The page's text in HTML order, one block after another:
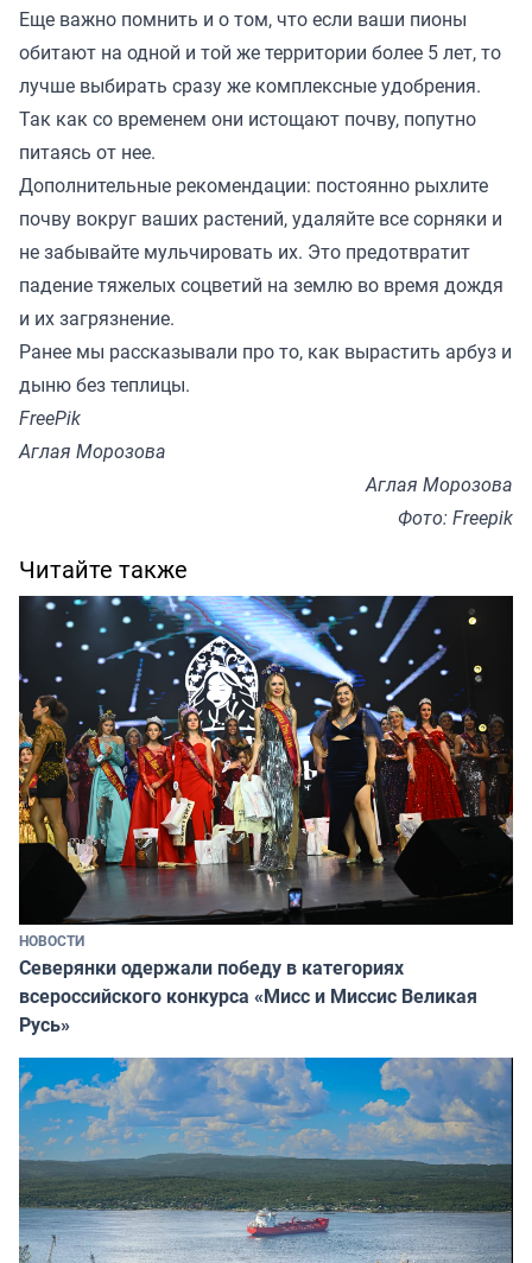
Еще важно помнить и о том, что если ваши пионы
обитают на одной и той же территории более 5 лет, то
лучше выбирать сразу же комплексные удобрения.
Так как со временем они истощают почву, попутно
питаясь от нее.
Дополнительные рекомендации: постоянно рыхлите
почву вокруг ваших растений, удаляйте все сорняки и
не забывайте мульчировать их. Это предотвратит
падение тяжелых соцветий на землю во время дождя
и их загрязнение.
Ранее мы рассказывали про то, как вырастить арбуз и
дыню без теплицы.
FreePik
Аглая Морозова
Аглая Морозова
Фото: Freepik
Читайте также
НОВОСТИ
Северянки одержали победу в категориях
всероссийского конкурса «Мисс и Миссис Великая
Русь»